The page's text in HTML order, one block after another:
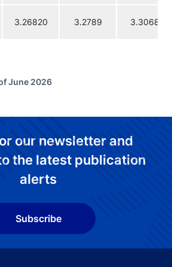
3.26820 3.2789 3.3068
June 2026
our newsletter and
the latest publication
alerts
Subscribe